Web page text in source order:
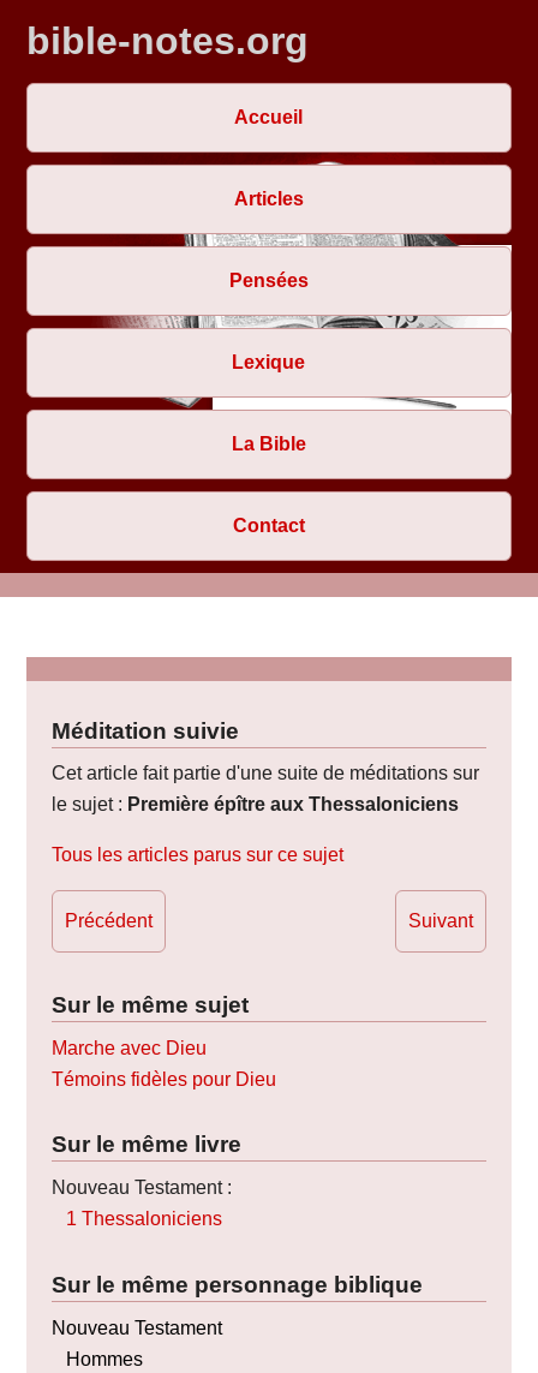
bible-notes.org
Accueil
Articles
Pensées
Lexique
La Bible
Contact
Méditation suivie
Cet article fait partie d'une suite de méditations sur
le sujet : Première épître aux Thessaloniciens
Tous les articles parus sur ce sujet
Précédent Suivant
Sur le même sujet
Marche avec Dieu
Témoins fidèles pour Dieu
Sur le même livre
Nouveau Testament :
1 Thessaloniciens
Sur le même personnage biblique
Nouveau Testament
Hommes